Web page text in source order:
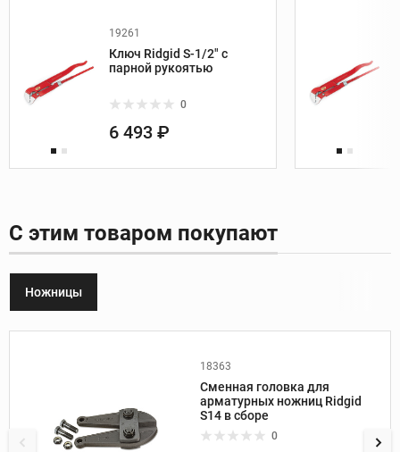
19261
Ключ Ridgid S-1/2" с
парной рукоятью
0
6 493 ₽
С этим товаром покупают
Ножницы
18363
Производитель: Ridgid
Сменная головка для
арматурных ножниц Ridgid
S14 в сборе
0